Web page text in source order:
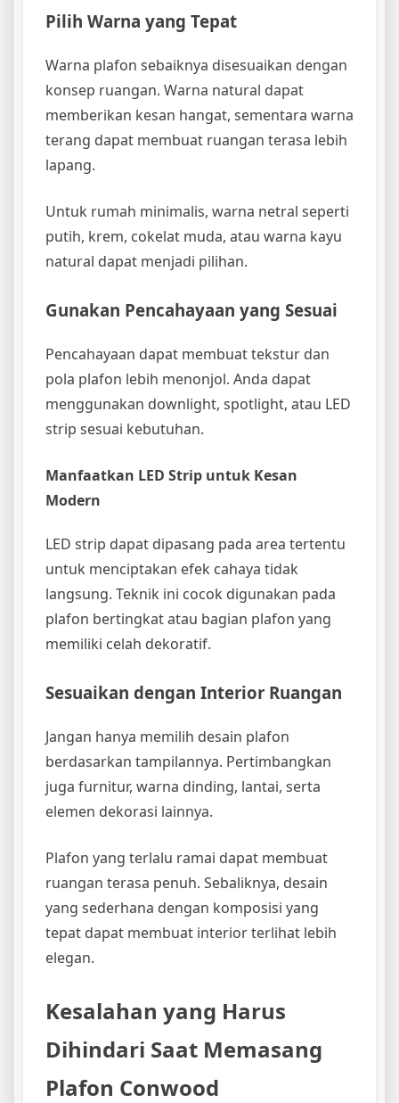
Pilih Warna yang Tepat
Warna plafon sebaiknya disesuaikan dengan
konsep ruangan. Warna natural dapat
memberikan kesan hangat, sementara warna
terang dapat membuat ruangan terasa lebih
lapang.
Untuk rumah minimalis, warna netral seperti
putih, krem, cokelat muda, atau warna kayu
natural dapat menjadi pilihan.
Gunakan Pencahayaan yang Sesuai
Pencahayaan dapat membuat tekstur dan
pola plafon lebih menonjol. Anda dapat
menggunakan downlight, spotlight, atau LED
strip sesuai kebutuhan.
Manfaatkan LED Strip untuk Kesan
Modern
LED strip dapat dipasang pada area tertentu
untuk menciptakan efek cahaya tidak
langsung. Teknik ini cocok digunakan pada
plafon bertingkat atau bagian plafon yang
memiliki celah dekoratif.
Sesuaikan dengan Interior Ruangan
Jangan hanya memilih desain plafon
berdasarkan tampilannya. Pertimbangkan
juga furnitur, warna dinding, lantai, serta
elemen dekorasi lainnya.
Plafon yang terlalu ramai dapat membuat
ruangan terasa penuh. Sebaliknya, desain
yang sederhana dengan komposisi yang
tepat dapat membuat interior terlihat lebih
elegan.
Kesalahan yang Harus
Dihindari Saat Memasang
Plafon Conwood